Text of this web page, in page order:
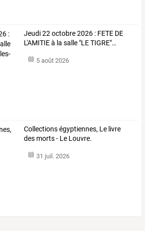
Jeudi22 octobre2026 : FETE DE
L'AMITIEà la salle "LETIGRE"…
5 août 2026
Collections égyptiennes, Le livre
des morts - Le Louvre.
31 juil. 2026